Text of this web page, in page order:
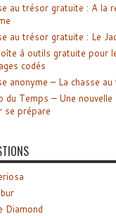
au trésor gratuite : A la
au trésor gratuite : Le
à outils gratuite pour
codés
anonyme – La chasse
du Temps – Une nouvelle
se prépare
Diamond